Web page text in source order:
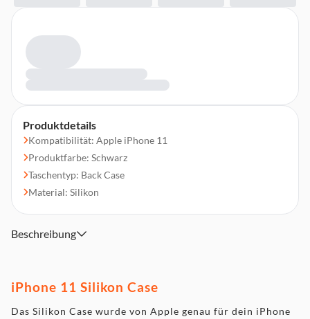
Produktdetails
Kompatibilität: Apple iPhone 11
Produktfarbe: Schwarz
Taschentyp: Back Case
Material: Silikon
Beschreibung
iPhone 11 Silikon Case
Das Silikon Case wurde von Apple genau für dein iPhone